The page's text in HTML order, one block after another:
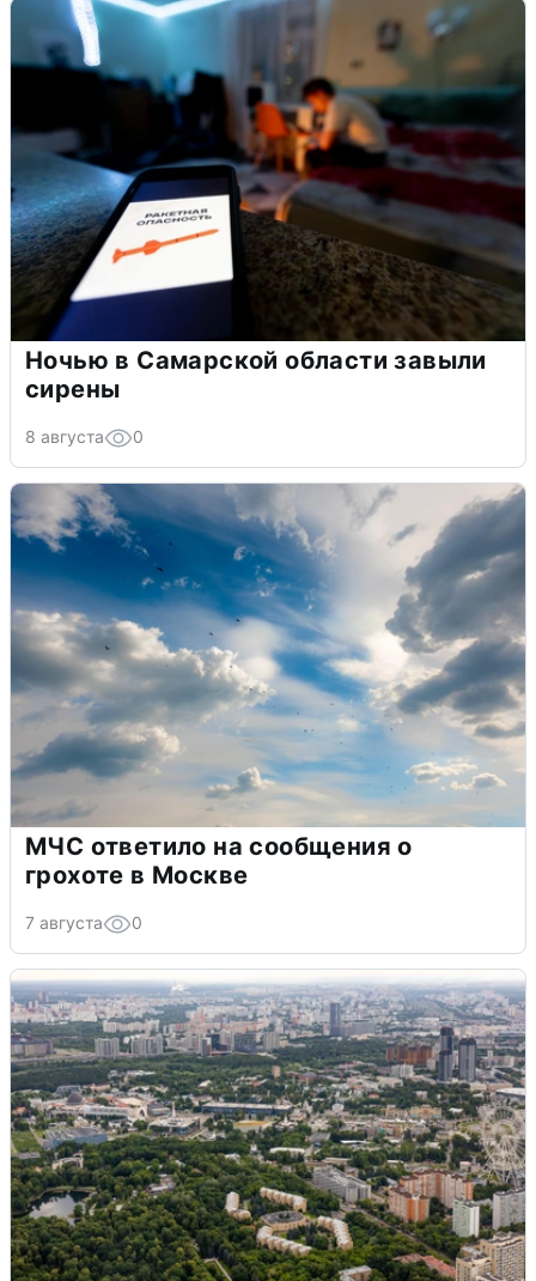
Ночью в Самарской области завыли
сирены
8 августа 0
МЧС ответило на сообщения о
грохоте в Москве
7 августа 0